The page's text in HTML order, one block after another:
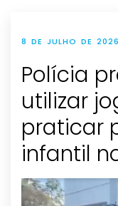
8 DE JULHO DE 2026
Polícia
utilizar
praticar
infantil